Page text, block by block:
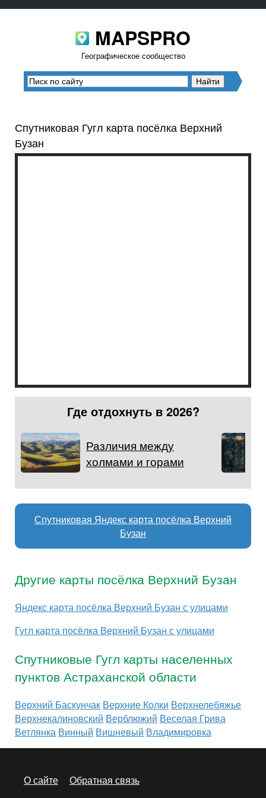
MAPSPRO
Географическое сообщество
Спутниковая Гугл карта посёлка Верхний
Бузан
Где отдохнуть в 2026?
Различия между
холмами и горами
Спутниковая Яндекс карта посёлка Верхний
Бузан
Другие карты посёлка Верхний Бузан
Яндекс карта посёлка Верхний Бузан с улицами
Гугл карта посёлка Верхний Бузан с улицами
Спутниковые Гугл карты населенных
пунктов Астраханской области
Верхний Баскунчак Верхние Колки Верхнелебяжье
Верхнекалиновский Верблюжий Веселая Грива
Ветлянка Винный Вишневый Владимировка
О сайте
Обратная связь